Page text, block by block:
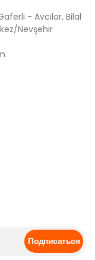
- Avcılar, Bilal
Nevşehir
Подписаться